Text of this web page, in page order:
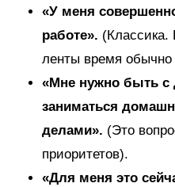
«У меня
работе». (Классика.
ленты время обычно
«Мне нужно быть с
заниматься
делами». (Это
приоритетов).
«Для меня это